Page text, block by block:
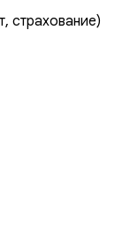
страхование)